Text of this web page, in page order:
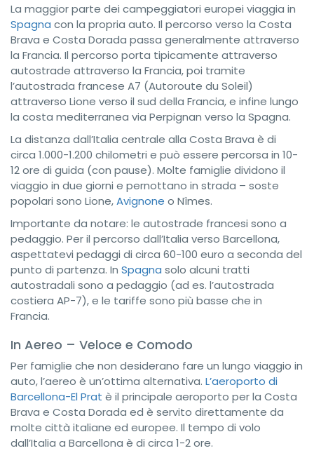
La maggior parte dei campeggiatori europei viaggia in
Spagna con la propria auto. Il percorso verso la Costa
Brava e Costa Dorada passa generalmente attraverso
la Francia. Il percorso porta tipicamente attraverso
autostrade attraverso la Francia, poi tramite
l’autostrada francese A7 (Autoroute du Soleil)
attraverso Lione verso il sud della Francia, e infine lungo
la costa mediterranea via Perpignan verso la Spagna.
La distanza dall’Italia centrale alla Costa Brava è di
circa 1.000-1.200 chilometri e può essere percorsa in 10-
12 ore di guida (con pause). Molte famiglie dividono il
viaggio in due giorni e pernottano in strada – soste
popolari sono Lione,Avignone o Nîmes.
Importante da notare: le autostrade francesi sono a
pedaggio. Per il percorso dall’Italia verso Barcellona,
aspettatevi pedaggi di circa 60-100 euro a seconda del
punto di partenza. In Spagna solo alcuni tratti
autostradali sono a pedaggio (ad es. l’autostrada
costiera AP-7), e le tariffe sono più basse che in
Francia.
In Aereo – Veloce e Comodo
Per famiglie che non desiderano fare un lungo viaggio in
auto, l’aereo è un’ottima alternativa. L’aeroporto di
Barcellona-El Prat è il principale aeroporto per la Costa
Brava e Costa Dorada ed è servito direttamente da
molte città italiane ed europee. Il tempo di volo
dall’Italia a Barcellona è di circa 1-2 ore.